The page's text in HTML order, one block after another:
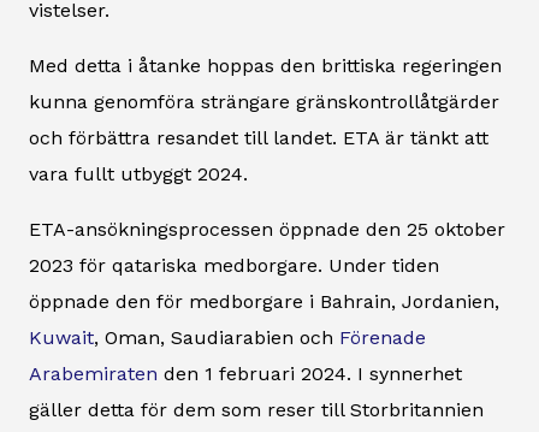
vistelser.
Med detta i åtanke hoppas den brittiska regeringen
kunna genomföra strängare gränskontrollåtgärder
och förbättra resandet till landet. ETA är tänkt att
vara fullt utbyggt 2024.
ETA-ansökningsprocessen öppnade den 25 oktober
2023 för qatariska medborgare. Under tiden
öppnade den för medborgare i Bahrain, Jordanien,
Kuwait, Oman, Saudiarabien och Förenade
Arabemiraten den 1 februari 2024. I synnerhet
gäller detta för dem som reser till Storbritannien